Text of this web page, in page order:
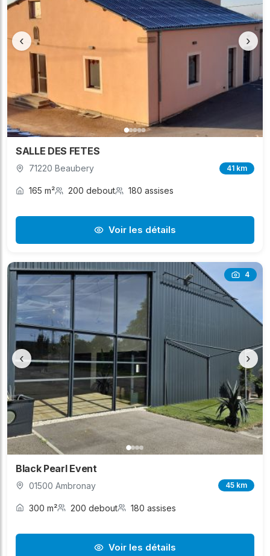
‹ ›
SALLE DES FETES
71220 Beaubery 41 km
165 m² 200 debout 180 assises
Voir les détails
4
‹ ›
Black Pearl Event
01500 Ambronay 45 km
300 m² 200 debout 180 assises
Voir les détails